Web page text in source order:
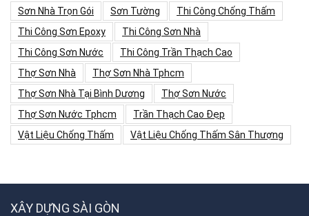
Sơn Nhà Trọn Gói Sơn Tường
Thi Công Chống Thấm
Thi Công Sơn Epoxy
Thi Công Sơn Nhà
Thi Công Sơn Nước
Thi Công Trần Thạch Cao
Thợ Sơn Nhà
Thợ Sơn Nhà Tphcm
Thợ Sơn Nhà Tại Bình Dương
Thợ Sơn Nước
Thợ Sơn Nước Tphcm
Trần Thạch Cao Đẹp
Vật Liệu Chống Thấm
Vật Liệu Chống Thấm Sân Thượng
XÂY DỰNG SÀI GÒN